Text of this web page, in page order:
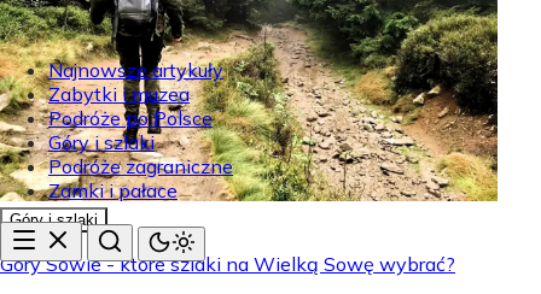
Najnowsze artykuły
Zabytki i muzea
Podróże po Polsce
Góry i szlaki
Podróże zagraniczne
Zamki i pałace
Góry i szlaki
Góry Sowie - które szlaki na Wielką Sowę wybrać?